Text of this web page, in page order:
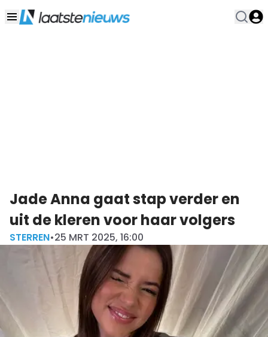
Jade Anna gaat stap verder en
uit de kleren voor haar volgers
STERREN•25 MRT 2025, 16:00